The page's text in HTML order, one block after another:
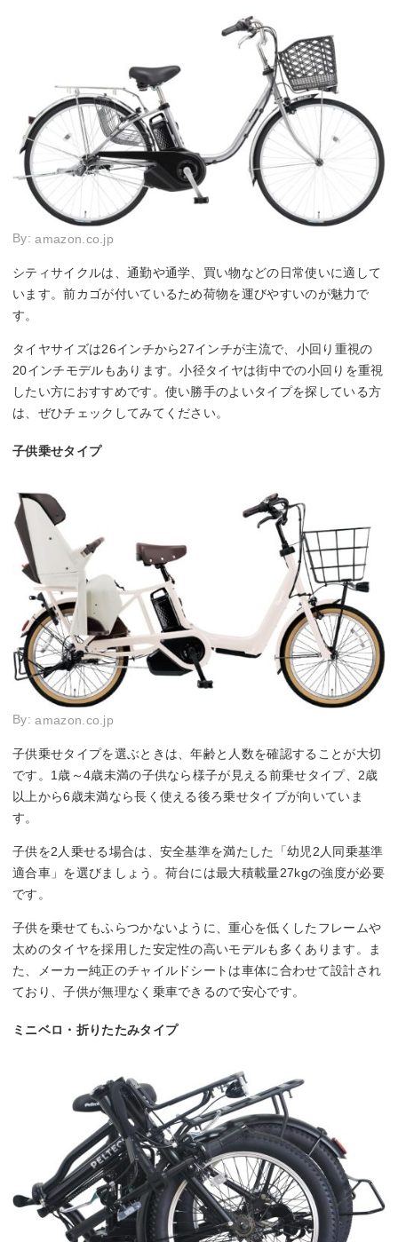
By:amazon.co.jp
シティサイクルは、通勤や通学、買い物などの日常使いに適して
います。前カゴが付いているため荷物を運びやすいのが魅力で
す。
タイヤサイズは26インチから27インチが主流で、小回り重視の
20インチモデルもあります。小径タイヤは街中での小回りを重視
したい方におすすめです。使い勝手のよいタイプを探している方
は、ぜひチェックしてみてください。
子供乗せタイプ
By:amazon.co.jp
子供乗せタイプを選ぶときは、年齢と人数を確認することが大切
です。1歳～4歳未満の子供なら様子が見える前乗せタイプ、2歳
以上から6歳未満なら長く使える後ろ乗せタイプが向いていま
す。
子供を2人乗せる場合は、安全基準を満たした「幼児2人同乗基準
適合車」を選びましょう。荷台には最大積載量27kgの強度が必要
です。
子供を乗せてもふらつかないように、重心を低くしたフレームや
太めのタイヤを採用した安定性の高いモデルも多くあります。ま
た、メーカー純正のチャイルドシートは車体に合わせて設計され
ており、子供が無理なく乗車できるので安心です。
ミニベロ・折りたたみタイプ